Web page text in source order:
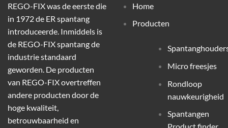
REGO-FIX was de eerste die
in 1972 de ER spantang
introduceerde. Inmiddels is
de REGO-FIX spantang de
industrie standaard
geworden. De producten
van REGO-FIX overtreffen
andere producten door de
hoge kwaliteit,
betrouwbaarheid en
Home
Producten
Micro freesjes
Rondloop
nauwkeurigheid
Spantangen